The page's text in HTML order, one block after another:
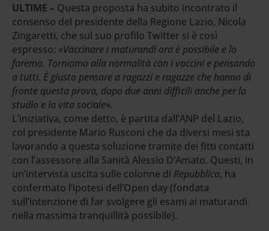
ULTIME – Questa proposta ha subito incontrato il
consenso del presidente della Regione Lazio, Nicola
Zingaretti, che sul suo profilo Twitter si è così
espresso: «Vaccinare i maturandi ora è possibile e lo
faremo. Torniamo alla normalità con i vaccini e pensando
a tutti. È giusto pensare a ragazzi e ragazze che hanno di
fronte questa prova, dopo due anni difficili anche per lo
studio e la vita sociale».
L’iniziativa, come detto, è partita dall’ANP del Lazio,
col presidente Mario Rusconi che da diversi mesi sta
lavorando a questa soluzione tramite dei fitti contatti
con l’assessore alla Sanità Alessio D’Amato. Questi, in
un’intervista uscita sulle colonne di Repubblica, ha
confermato l’ipotesi dell’Open day (fondata
sull’intenzione di far svolgere gli esami ai maturandi
nella massima tranquillità possibile).